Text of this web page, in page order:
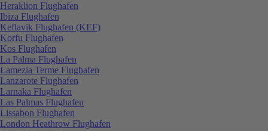
Heraklion Flughafen
Ibiza Flughafen
Keflavik Flughafen (KEF)
Korfu Flughafen
Kos Flughafen
La Palma Flughafen
Lamezia Terme Flughafen
Lanzarote Flughafen
Larnaka Flughafen
Las Palmas Flughafen
Lissabon Flughafen
London Heathrow Flughafen